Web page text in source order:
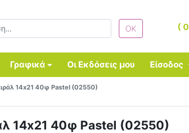
(0
Γραφικά Οι Εκδόσεις μου Είσοδος
14x21 40φ Pastel (02550)
14x21 40φ Pastel (02550)